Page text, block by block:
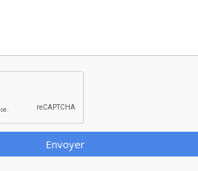
Envoyer